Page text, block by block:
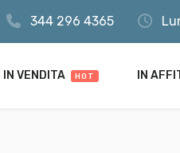
REMEMBER ME
344 296 4365
IN VENDITA HOT IN